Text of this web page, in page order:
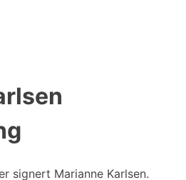
signert Marianne Karlsen.